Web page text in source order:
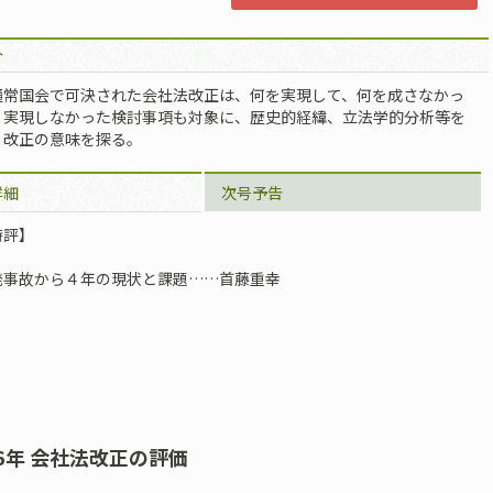
国会で可決された会社法改正は、何を実現して、何を成さなかっ
現しなかった検討事項も対象に、歴史的経緯、立法学的分析等を
正の意味を探る。
次号予告
】
事故から４年の現状と課題……首藤重幸
会社法改正の評価